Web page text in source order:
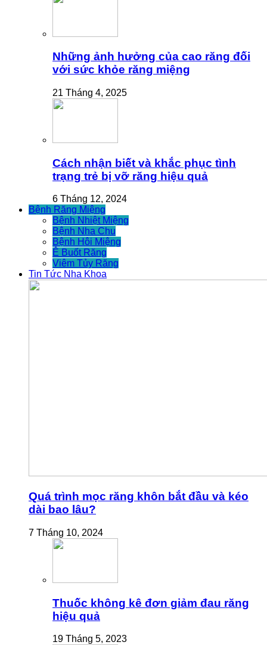
Những ảnh hưởng của cao răng đối
với sức khỏe răng miệng
21 Tháng 4, 2025
Cách nhận biết và khắc phục tình
trạng trẻ bị vỡ răng hiệu quả
6 Tháng 12, 2024
Bệnh Răng Miệng
Bệnh Nhiệt Miệng
Bệnh Nha Chu
Bệnh Hôi Miệng
Ê Buốt Răng
Viêm Tủy Răng
Tin Tức Nha Khoa
Quá trình mọc răng khôn bắt đầu và kéo
dài bao lâu?
7 Tháng 10, 2024
Thuốc không kê đơn giảm đau răng
hiệu quả
19 Tháng 5, 2023